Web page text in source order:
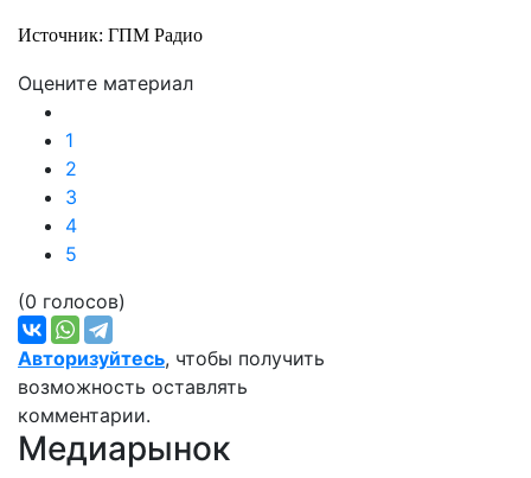
Источник: ГПМ Радио
Оцените материал
1
2
3
4
5
(0 голосов)
Авторизуйтесь, чтобы получить
возможность оставлять
комментарии.
Медиарынок